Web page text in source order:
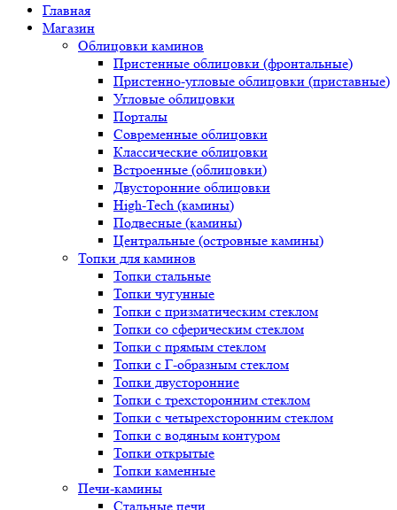
Главная
Магазин
Облицовки каминов
Пристенные облицовки (фронтальные)
Пристенно-угловые облицовки (приставные)
Угловые облицовки
Порталы
Современные облицовки
Классические облицовки
Встроенные (облицовки)
Двусторонние облицовки
High-Tech (камины)
Подвесные (камины)
Центральные (островные камины)
Топки для каминов
Топки стальные
Топки чугунные
Топки с призматическим стеклом
Топки со сферическим стеклом
Топки с прямым стеклом
Топки с Г-образным стеклом
Топки двусторонние
Топки с трехсторонним стеклом
Топки с четырехсторонним стеклом
Топки с водяным контуром
Топки открытые
Топки каменные
Печи-камины
Стальные печи